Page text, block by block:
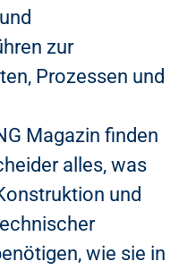
zur
Prozessen und
Magazin finden
alles, was
und
wie sie in